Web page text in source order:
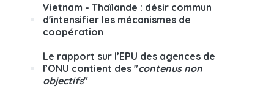
Vietnam - Thaïlande : désir commun
d'intensifier les mécanismes de
coopération
Le rapport sur l’EPU des agences de
l’ONU contient des "contenus non
objectifs"